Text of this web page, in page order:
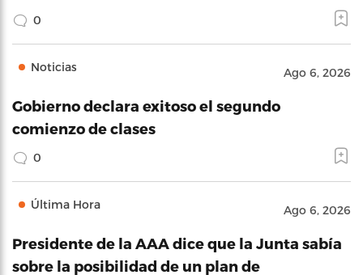
0
Noticias Ago 6, 2026
Gobierno declara exitoso el segundo
comienzo de clases
0
Última Hora Ago 6, 2026
Presidente de la AAA dice que la Junta sabía
sobre la posibilidad de un plan de